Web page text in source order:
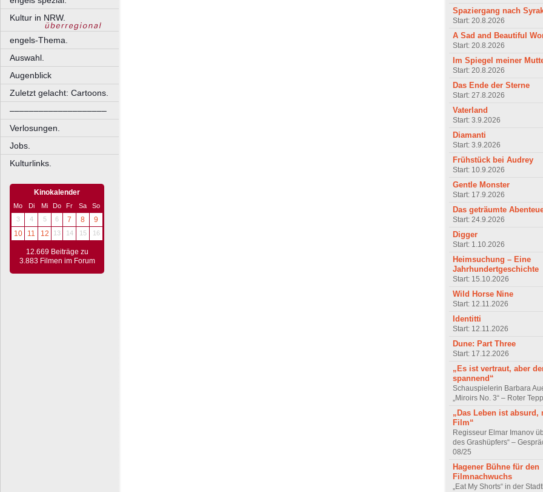
Kultur in NRW.
engels-Thema.
Auswahl.
Augenblick
Zuletzt gelacht: Cartoons.
––––––––––––––––––––
Verlosungen.
Jobs.
Kulturlinks.
Kinokalender
Mo Di Mi Do Fr Sa
So
3
4 5 6 7 8
9
10
11 12 13 14 15 16
12.669 Beiträge zu
3.883 Filmen im Forum
Spaziergang nach
Start: 20.8.2026
A Sad and Beautiful
Start: 20.8.2026
Im Spiegel meiner
Start: 20.8.2026
Das Ende der Sterne
Start: 27.8.2026
Vaterland
Start: 3.9.2026
Diamanti
Start: 3.9.2026
Frühstück bei Audrey
Start: 10.9.2026
Gentle Monster
Start: 17.9.2026
Das geträumte
Start: 24.9.2026
Digger
Start: 1.10.2026
Heimsuchung – Eine
Jahrhundertgeschichte
Start: 15.10.2026
Wild Horse Nine
Start: 12.11.2026
Identitti
Start: 12.11.2026
Dune: Part Three
Start: 17.12.2026
„Es ist vertraut, aber
spannend“
Schauspielerin Barbara
„Miroirs No. 3“ – Roter
„Das Leben ist absurd,
Film“
Regisseur Elmar Imanov
des Grashüpfers“ –
08/25
Hagener Bühne für den
Filmnachwuchs
„Eat My Shorts“ in der